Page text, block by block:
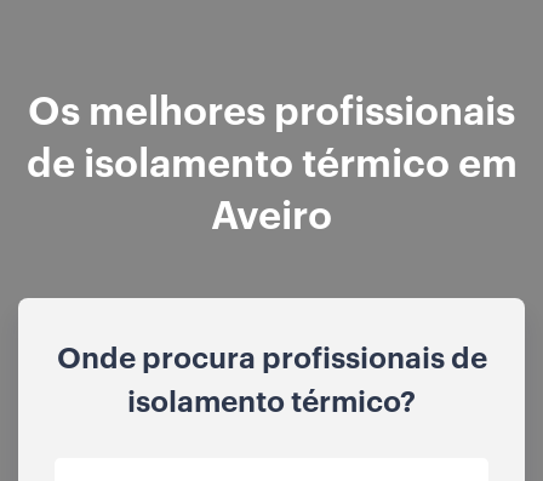
Os melhores profissionais
de isolamento térmico em
Aveiro
Onde procura profissionais de
isolamento térmico?